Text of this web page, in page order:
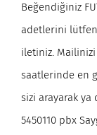
Beğendiğiniz
adetlerini
iletiniz. Mailinizi
saatlerinde en
sizi arayarak ya
5450110 pbx